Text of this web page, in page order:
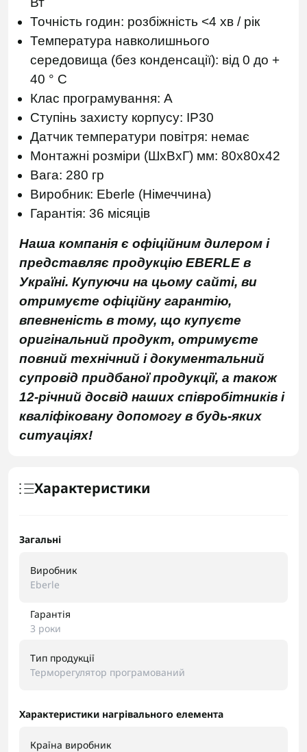
Точність годин: розбіжність <4 хв / рік
Температура навколишнього
середовища (без конденсації): від 0 до +
40 ° C
Клас програмування: А
Ступінь захисту корпусу: IP30
Датчик температури повітря: немає
Монтажні розміри (ШхВхГ) мм: 80х80х42
Вага: 280 гр
Виробник: Eberle (Німеччина)
Гарантія: 36 місяців
Наша компанія є офіційним дилером і
представляє продукцію EBERLE в
Україні. Купуючи на цьому сайті, ви
отримуєте офіційну гарантію,
впевненість в тому, що купуєте
оригінальний продукт, отримуєте
повний технічний і документальний
супровід придбаної продукції, а також
12-річний досвід наших співробітників і
кваліфіковану допомогу в будь-яких
ситуаціях!
Характеристики
Загальні
Виробник
Eberle
Гарантія
3 роки
Тип продукції
Терморегулятор програмований
Характеристики нагрівального елемента
Країна виробник